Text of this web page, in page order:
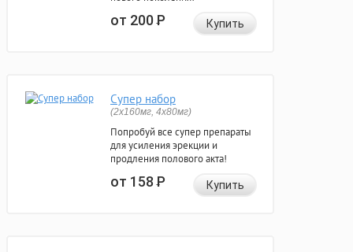
от 200Р Купить
Супер набор
(2х160мг, 4х80мг)
Попробуй все супер препараты
для усиления эрекции и
продления полового акта!
от 158Р Купить